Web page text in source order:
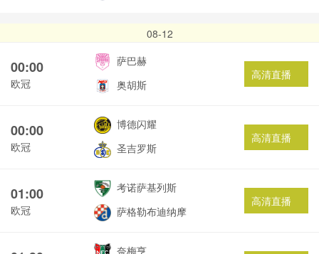
08-12
00:00
欧冠
萨巴赫
奥胡斯
高清直播
00:00
欧冠
博德闪耀
圣吉罗斯
高清直播
01:00
欧冠
考诺萨基列斯
萨格勒布迪纳摩
高清直播
奈梅亨